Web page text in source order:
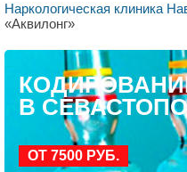
Наркологическая клиника
«Аквилонг»
В
ОТ 7500 РУБ.